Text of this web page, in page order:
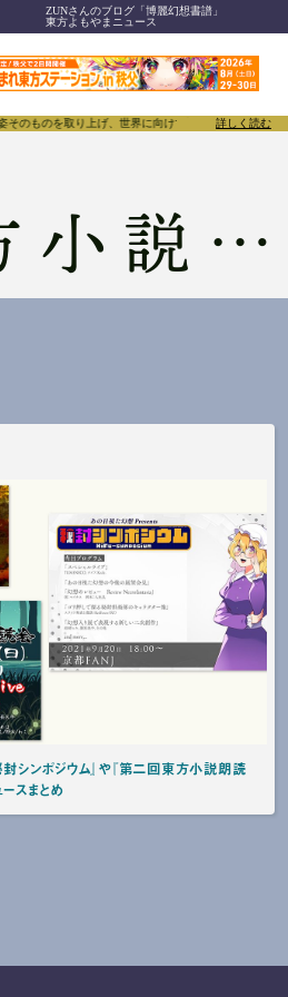
ZUNさんのブログ「博麗幻想書譜」
東方よもやまニュース
ものを取り上げ、世界に向けて誇らしく発信する
詳しく読む
朗読会
シンポジウム』や『第二回東方小説朗読
スまとめ